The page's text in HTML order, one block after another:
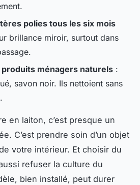
polies tous les six mois
brillance miroir, surtout dans
ménagers naturels :
savon noir. Ils nettoient sans
en laiton, c’est presque un
C’est prendre soin d’un objet
votre intérieur. Et choisir du
refuser la culture du
bien installé, peut durer